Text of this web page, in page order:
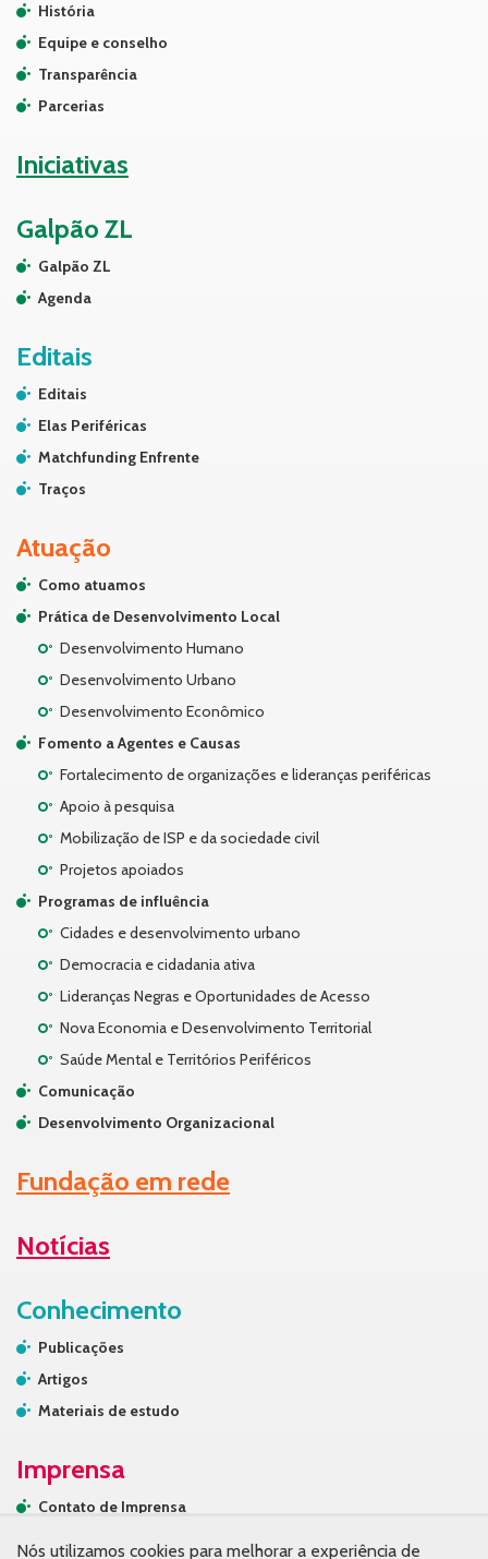
História
Equipe e conselho
Transparência
Parcerias
Iniciativas
Galpão ZL
Galpão ZL
Agenda
Editais
Editais
Elas Periféricas
Matchfunding Enfrente
Traços
Atuação
Como atuamos
Prática de Desenvolvimento Local
Desenvolvimento Humano
Desenvolvimento Urbano
Desenvolvimento Econômico
Fomento a Agentes e Causas
Fortalecimento de organizações e lideranças periféricas
Apoio à pesquisa
Mobilização de ISP e da sociedade civil
Projetos apoiados
Programas de influência
Cidades e desenvolvimento urbano
Democracia e cidadania ativa
Lideranças Negras e Oportunidades de Acesso
Nova Economia e Desenvolvimento Territorial
Saúde Mental e Territórios Periféricos
Comunicação
Desenvolvimento Organizacional
Fundação em rede
Notícias
Conhecimento
Publicações
Artigos
Materiais de estudo
Imprensa
Contato de Imprensa
Nós utilizamos cookies para melhorar a experiência de